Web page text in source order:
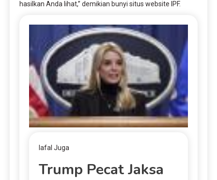
hasilkan Anda lihat,” demikian bunyi situs website IPF.
lafal Juga
Trump Pecat Jaksa